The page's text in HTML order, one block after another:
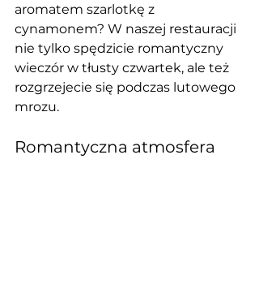
aromatem szarlotkę z
cynamonem? W naszej restauracji
nie tylko spędzicie romantyczny
wieczór w tłusty czwartek, ale też
rozgrzejecie się podczas lutowego
mrozu.
Romantyczna atmosfera